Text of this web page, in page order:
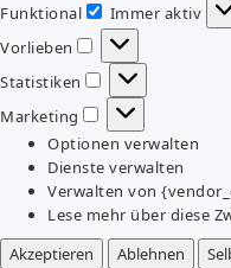
Funktional
Funktional
Immer aktiv
Vorlieben
Vorlieben
Statistiken
Statistiken
Marketing
Marketing
Optionen verwalten
Dienste verwalten
Verwalten von
Lese mehr über diese
Akzeptieren
Ablehnen